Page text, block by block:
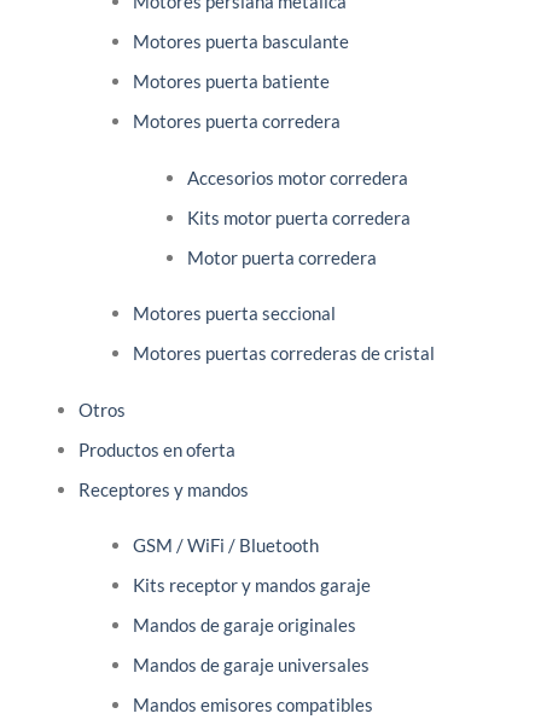
Motores puerta basculante
Motores puerta batiente
Motores puerta corredera
Accesorios motor corredera
Kits motor puerta corredera
Motor puerta corredera
Motores puerta seccional
Motores puertas correderas de cristal
Otros
Productos en oferta
Receptores y mandos
GSM / WiFi / Bluetooth
Kits receptor y mandos garaje
Mandos de garaje originales
Mandos de garaje universales
Mandos emisores compatibles